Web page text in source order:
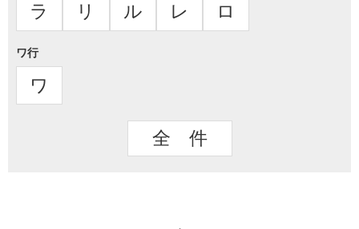
ラ リ ル レ ロ
ワ行
ワ
全 件